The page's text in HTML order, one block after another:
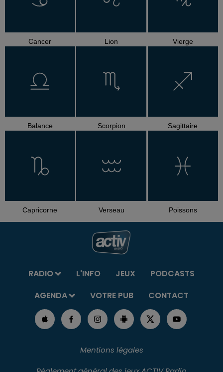
Cancer Lion Vierge
Balance Scorpion Sagittaire
Capricorne Verseau Poissons
RADIO L'INFO JEUX
PODCASTS
AGENDA
VOTRE PUB CONTACT
Mentions légales